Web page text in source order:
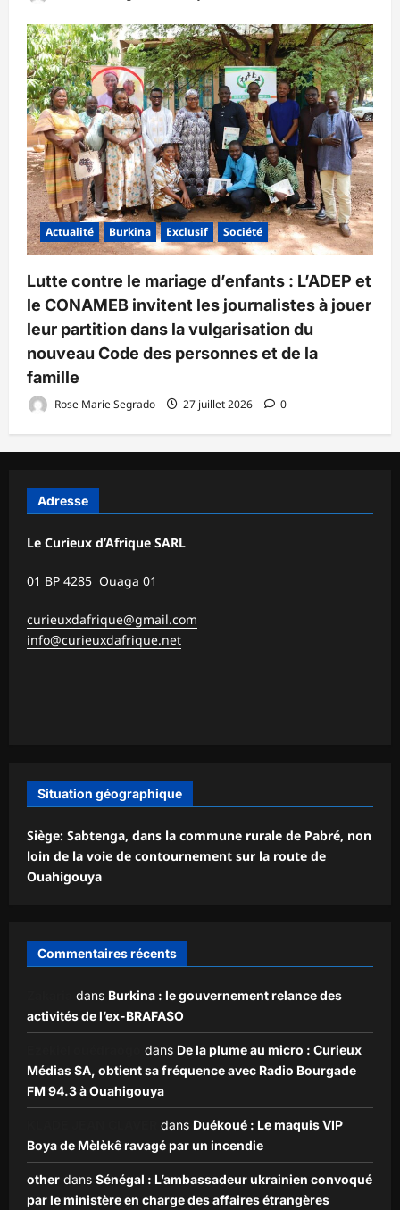
Actualité Burkina Exclusif Société
Lutte contre le mariage d’enfants : L’ADEP et
le CONAMEB invitent les journalistes à jouer
leur partition dans la vulgarisation du
nouveau Code des personnes et de la
famille
Rose Marie Segrado 27 juillet 2026 0
Adresse
Le Curieux d’Afrique SARL
01 BP 4285 Ouaga 01
curieuxdafrique@gmail.com
info@curieuxdafrique.net
Situation géographique
Siège: Sabtenga, dans la commune rurale de Pabré, non
loin de la voie de contournement sur la route de
Ouahigouya
Commentaires récents
dans Burkina : le gouvernement relance des
activités de l’ex-BRAFASO
dans De la plume au micro : Curieux
Médias SA, obtient sa fréquence avec Radio Bourgade
FM 94.3 à Ouahigouya
dans Duékoué : Le maquis VIP
Boya de Mèlèkê ravagé par un incendie
other dans Sénégal : L’ambassadeur ukrainien convoqué
par le ministère en charge des affaires étrangères